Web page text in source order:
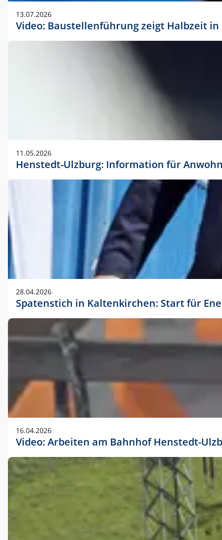
13.07.2026
Video: Baustellenführung zeigt Halbzeit
11.05.2026
Henstedt-Ulzburg: Information für
28.04.2026
Spatenstich in Kaltenkirchen: Start für
16.04.2026
Video: Arbeiten am Bahnhof Henstedt-